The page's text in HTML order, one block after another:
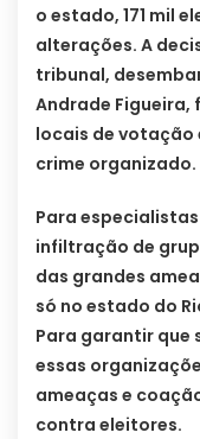
o estado, 171 mil
alterações. A
tribunal,
Andrade
locais de votação
crime organizado.
Para
infiltração de
das grandes
só no estado do
Para garantir que
essas
ameaças e
contra eleitores.